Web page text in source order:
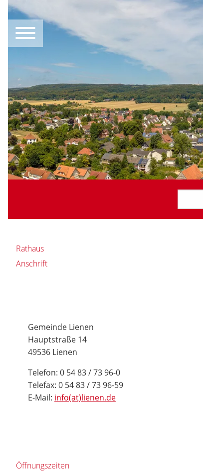
Rathaus
Anschrift
Gemeinde Lienen
Hauptstraße 14
49536 Lienen
Telefon: 0 54 83 / 73 96-0
Telefax: 0 54 83 / 73 96-59
E-Mail: info(at)lienen.de
Öffnungszeiten